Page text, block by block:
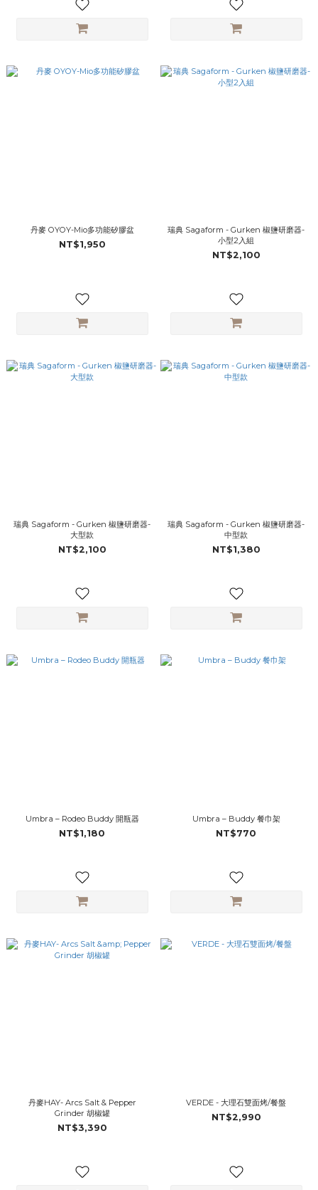
丹麥 OYOY-Mio多功能矽膠盆
NT$1,950
瑞典 Sagaform - Gurken 椒鹽研磨器-
小型2入組
NT$2,100
瑞典 Sagaform - Gurken 椒鹽研磨器-
大型款
NT$2,100
瑞典 Sagaform - Gurken 椒鹽研磨器-
中型款
NT$1,380
Umbra – Rodeo Buddy 開瓶器
NT$1,180
Umbra – Buddy 餐巾架
NT$770
丹麥HAY- Arcs Salt & Pepper
Grinder 胡椒罐
NT$3,390
VERDE - 大理石雙面烤/餐盤
NT$2,990